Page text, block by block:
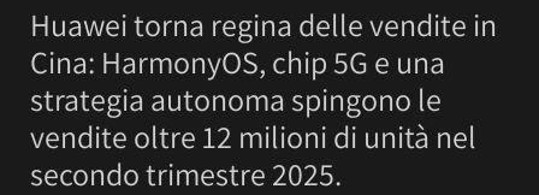
Huawei torna regina delle vendite in
Cina: HarmonyOS, chip 5G e una
strategia autonoma spingono le
vendite oltre 12 milioni di unità nel
secondo trimestre 2025.